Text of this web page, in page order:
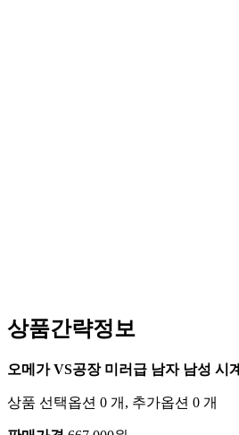
상품간략정보
오메가 VS공장 미러급 남자 남성 시계
상품 선택옵션 0 개, 추가옵션 0 개